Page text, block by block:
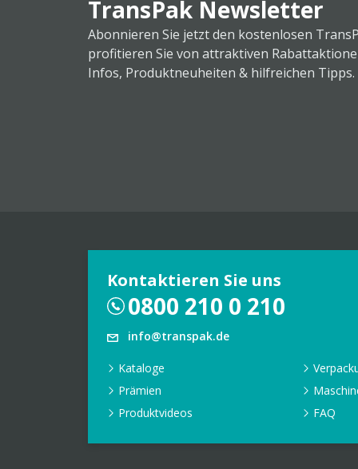
TransPak Newsletter
Abonnieren Sie jetzt den kostenlosen
profitieren Sie von attraktiven
Infos, Produktneuheiten & hilfreichen Tipps.
Kontaktieren Sie uns
0800 210 0 210
info@transpak.de
Kataloge
Prämien
Produktvideos
FAQ